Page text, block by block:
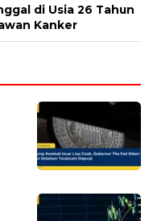
di Usia 26 Tahun
Kanker